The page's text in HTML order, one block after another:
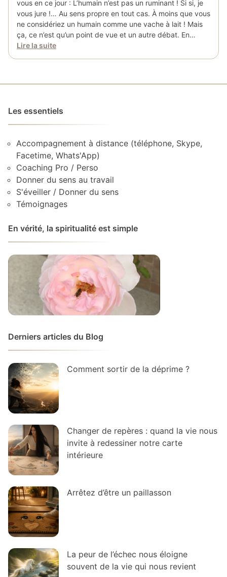
vous en ce jour : L’humain n’est pas un ruminant ! Si si, je
vous jure !… Au sens propre en tout cas. À moins que vous
ne considériez un humain comme une vache à lait ! Mais
ça, ce n’est qu’un point de vue et un autre débat. En…
Lire la suite
Les essentiels
Accompagnement à distance (téléphone, Skype,
Facetime, Whats'App)
Coaching Pro / Perso
Donner du sens au travail
S'éveiller / Donner du sens
Témoignages
En vérité, la spiritualité est simple
Derniers articles du Blog
Comment sortir de la déprime ?
Changer de repères : quand la vie nous
invite à redessiner notre carte
intérieure
Arrêtez d’être un paillasson
La peur de l’échec nous éloigne
souvent de la vie qui nous revient